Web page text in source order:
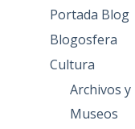
Portada Blog
Blogosfera
Cultura
Archivos
Museos